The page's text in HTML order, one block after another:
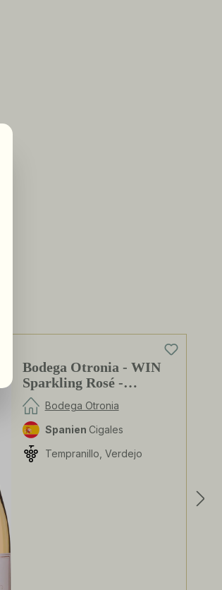
Bodega Otronia - WIN
Sparkling Rosé -
alkoholfrei
Bodega Otronia
Spanien Cigales
Tempranillo, Verdejo